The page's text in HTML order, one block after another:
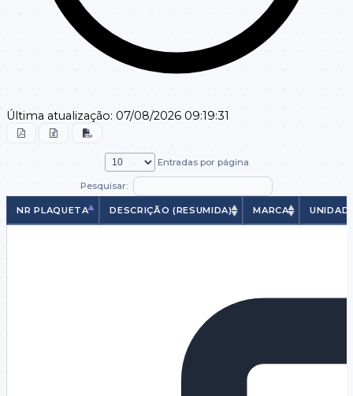
Última atualização: 07/08/2026 09:19:31
Entradas por página
Pesquisar:
NR PLAQUETA DESCRIÇÃO (RESUMIDA) MARCA
NR PLAQUETA
DESCRIÇÃO (RESUMIDA) MARCA UNIDADE